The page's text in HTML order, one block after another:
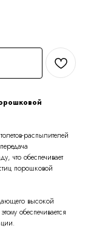
распылителей
что обеспечивает
порошковой
высокой
обеспечивается